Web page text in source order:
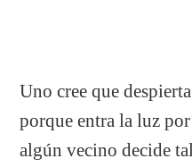
Uno cree que
porque entra la luz
algún vecino decide